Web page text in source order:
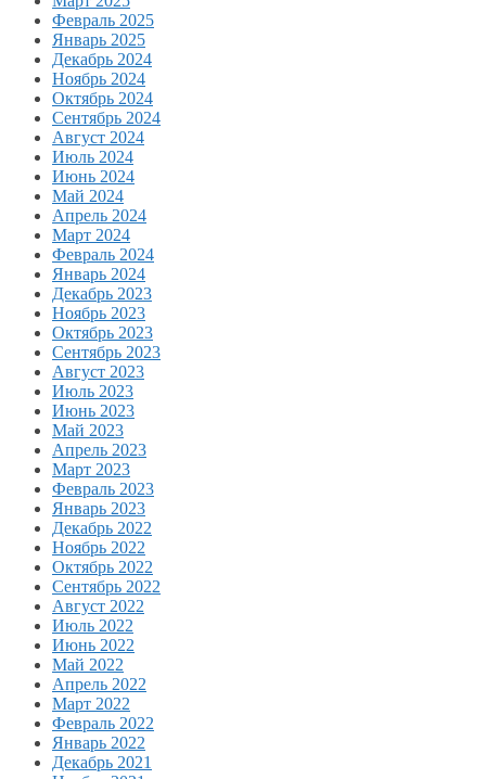
Февраль 2025
Январь 2025
Декабрь 2024
Ноябрь 2024
Октябрь 2024
Сентябрь 2024
Август 2024
Июль 2024
Июнь 2024
Май 2024
Апрель 2024
Март 2024
Февраль 2024
Январь 2024
Декабрь 2023
Ноябрь 2023
Октябрь 2023
Сентябрь 2023
Август 2023
Июль 2023
Июнь 2023
Май 2023
Апрель 2023
Март 2023
Февраль 2023
Январь 2023
Декабрь 2022
Ноябрь 2022
Октябрь 2022
Сентябрь 2022
Август 2022
Июль 2022
Июнь 2022
Май 2022
Апрель 2022
Март 2022
Февраль 2022
Январь 2022
Декабрь 2021